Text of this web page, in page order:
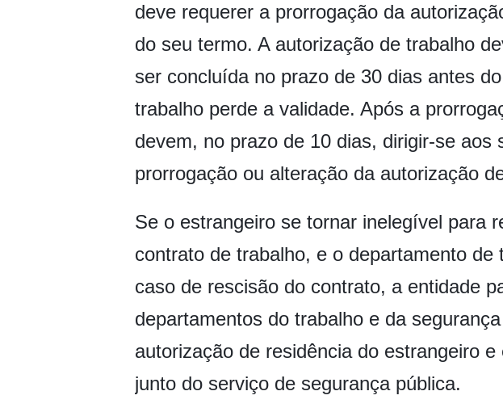
deve requerer a prorrogação da
do seu termo. A autorização de trabalho
ser concluída no prazo de 30 dias antes
trabalho perde a validade. Após a
devem, no prazo de 10 dias, dirigir-se
prorrogação ou alteração da autorização
Se o estrangeiro se tornar inelegível para
contrato de trabalho, e o departamento
caso de rescisão do contrato, a entidade
departamentos do trabalho e da
autorização de residência do estrangeiro
junto do serviço de segurança pública.